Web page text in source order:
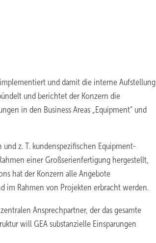
und damit die interne Aufstellung
und berichtet der Konzern die
in den Business Areas „Equipment“ und
z. T. kundenspezifischen Equipment-
einer Großserienfertigung hergestellt,
hat der Konzern alle Angebote
im Rahmen von Projekten erbracht werden.
Ansprechpartner, der das gesamte
will GEA substanzielle Einsparungen